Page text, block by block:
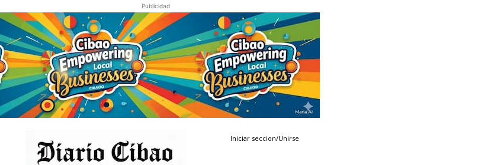
Publicidad
Iniciar seccion/Unirse